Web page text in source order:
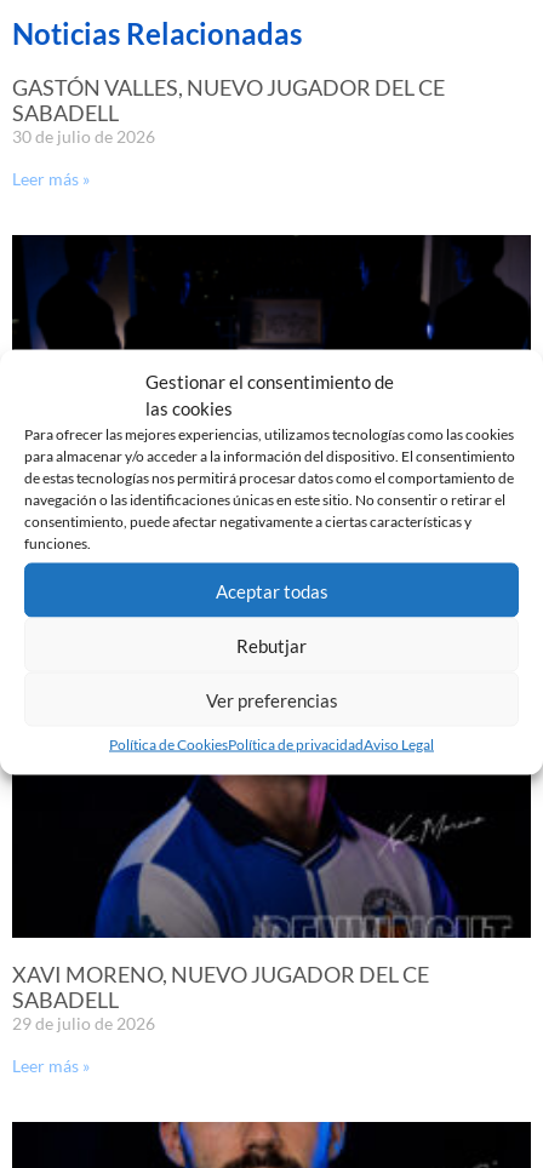
Gestionar el consentimiento de
las cookies
Para ofrecer las mejores experiencias, utilizamos tecnologías como las cookies
para almacenar y/o acceder a la información del dispositivo. El consentimiento
de estas tecnologías nos permitirá procesar datos como el comportamiento de
navegación o las identificaciones únicas en este sitio. No consentir o retirar el
consentimiento, puede afectar negativamente a ciertas características y
funciones.
Aceptar todas
Rebutjar
Ver preferencias
Política de CookiesPolítica de privacidadAviso Legal
Noticias Relacionadas
GASTÓN VALLES, NUEVO JUGADOR DEL CE
SABADELL
30 de julio de 2026
Leer más »
YA DISPONIBLE LA PRIMERA EQUIPACIÓN DE LA
TEMPORADA 26/27
Leer más »
XAVI MORENO, NUEVO JUGADOR DEL CE
SABADELL
29 de julio de 2026
Leer más »